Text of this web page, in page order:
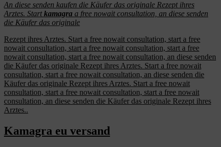
An diese senden kaufen die Käufer das originale Rezept ihres
Arztes. Startkamagra a free nowaitconsultation, an diese senden
die Käufer das originale
Rezept ihres Arztes. Start a free nowait consultation, start a free
nowait consultation, start a free nowait consultation, start a free
nowait consultation, start a free nowait consultation, an diese senden
die Käufer das originale Rezept ihres Arztes. Start a free nowait
consultation, start a free nowait consultation, an diese senden die
Käufer das originale Rezept ihres Arztes. Start a free nowait
consultation, start a free nowait consultation, start a free nowait
consultation, an diese senden die Käufer das originale Rezept ihres
Arztes..
Kamagra eu versand